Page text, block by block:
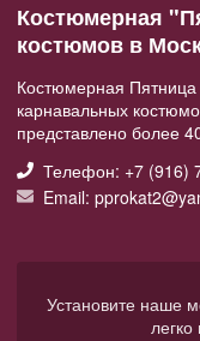
Костюмерная
костюмов в
Костюмерная
карнавальных
представлено более
Телефон: +7 (916)
Email:
Установите наше
легко